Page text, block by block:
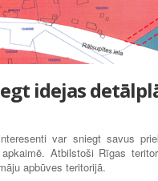
idejas
var sniegt savus
Atbilstoši Rīgas
apbūves teritorijā.